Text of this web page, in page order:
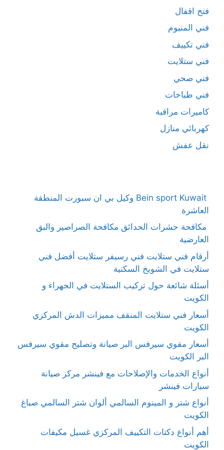
فتح اقفال
فني المنيوم
فني تكييف
فني ستلايت
فني صحي
فني طباخات
كاميرات مراقبة
كهربائي منازل
نقل عفش
Bein sport Kuwait وكيل بي ان سبورت المنطقة
العاشرة
مكافحة حشرات الحدائق مكافحة الصراصير والبق
العارضية
أرقام فني ستلايت فني رسيفر ستلايت أفضل فني
ستلايت في الشويخ السكنية
أسئلة شائعة حول تركيب الستلايت في الجهراء و
الكويت
أسعار فني ستلايت المنقف مميزات الدش المركزي
الكويت
أسعار مقوي سيرفس البر صيانة وتصليح مقوي سيرفس
البر الكويت
أنواع الخدمات والإصلاحات مع فينشر مركز صيانة
سيارات فينشر
أنواع شتر و المينوم السالمي ألوان شتر السالمي صباغ
الكويت
أهم أنواع دكتات التكييف المركزي غسيل مكيفات
الكويت